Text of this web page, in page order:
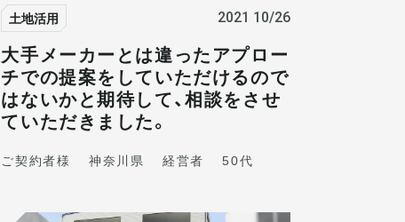
土地活用 2021 10/26
大手メーカーとは違ったアプロー
チでの提案をしていただけるので
はないかと期待して、相談をさせ
ていただきました。
ご契約者様 神奈川県 経営者 50代